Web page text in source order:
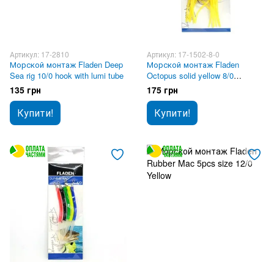
Артикул: 17-2810
Морской монтаж Fladen Deep
Sea rig 10/0 hook with lumi tube
135 грн
Купити!
Артикул: 17-1502-8-0
Морской монтаж Fladen
Octopus solid yellow 8/0
0,80mm
175 грн
Купити!